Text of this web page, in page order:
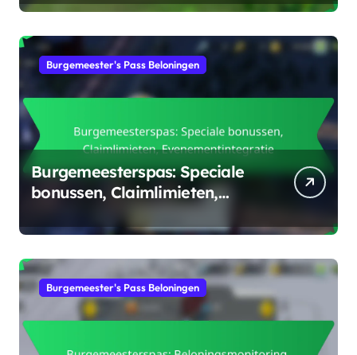
Inwisselmethode
Burgemeester's Pass Beloningen
Burgemeesterspas: Speciale
bonussen, Claimlimieten,
Evenementintegratie
Burgemeester's Pass Beloningen